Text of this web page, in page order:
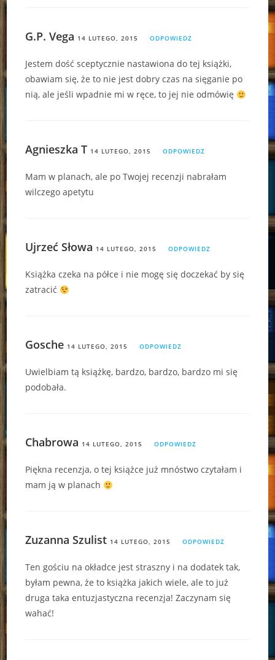
G.P. Vega 14 LUTEGO, 2015 ODPOWIEDZ
Jestem dość sceptycznie nastawiona do tej książki,
obawiam się, że to nie jest dobry czas na sięganie po
nią, ale jeśli wpadnie mi w ręce, to jej nie odmówię
Agnieszka T 14 LUTEGO, 2015 ODPOWIEDZ
Mam w planach, ale po Twojej recenzji nabrałam
wilczego apetytu
Ujrzeć Słowa 14 LUTEGO, 2015 ODPOWIEDZ
Książka czeka na półce i nie mogę się doczekać by się
zatracić
Gosche 14 LUTEGO, 2015 ODPOWIEDZ
Uwielbiam tą książkę, bardzo, bardzo, bardzo mi się
podobała.
Chabrowa 14 LUTEGO, 2015 ODPOWIEDZ
Piękna recenzja, o tej książce już mnóstwo czytałam i
mam ją w planach
Zuzanna Szulist 14 LUTEGO, 2015 ODPOWIEDZ
Ten gościu na okładce jest straszny i na dodatek tak,
byłam pewna, że to książka jakich wiele, ale to już
druga taka entuzjastyczna recenzja! Zaczynam się
wahać!